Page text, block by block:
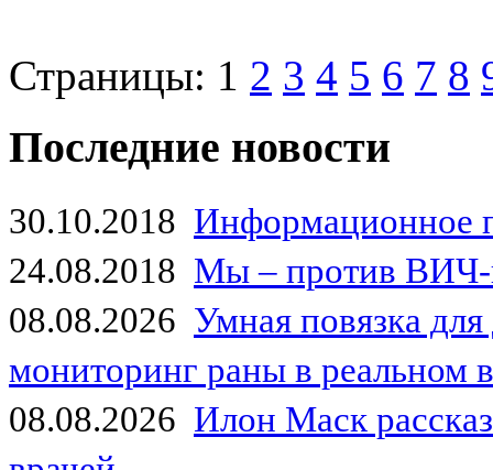
Страницы: 1 2 3 4 5 6 7 8
Последние новости
30.10.2018 Информационное
24.08.2018 Мы – против
08.08.2026 Умная повязка
мониторинг раны в реальном
08.08.2026 Илон Маск